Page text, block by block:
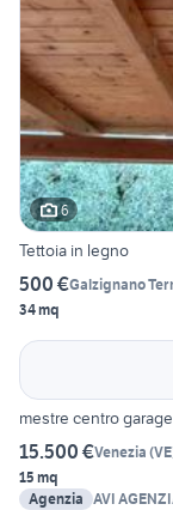
6
Tettoia in legno
500 €Galzignano
34 mq
mestre centro garage
15.500 €Venezia (VE
15 mq
Agenzia AVI